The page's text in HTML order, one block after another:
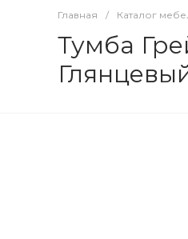
Главная / Каталог
Тумба